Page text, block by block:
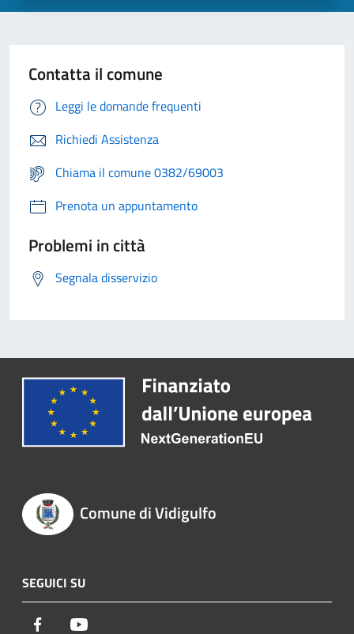
Contatta il comune
Leggi le domande frequenti
Richiedi Assistenza
Chiama il comune 0382/69003
Prenota un appuntamento
Problemi in città
Segnala disservizio
Comune di Vidigulfo
SEGUICI SU
Facebook